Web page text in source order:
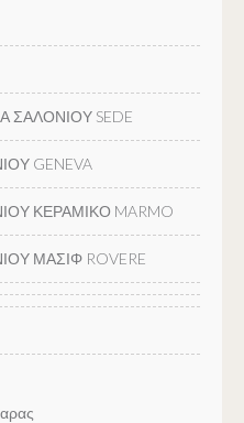
ΣΑΛΟΝΙΟΥ SEDE
GENEVA
ΚΕΡΑΜΙΚΟ MARMO
ΜΑΣΙΦ ROVERE